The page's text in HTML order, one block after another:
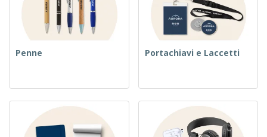
Penne Portachiavi e Laccetti